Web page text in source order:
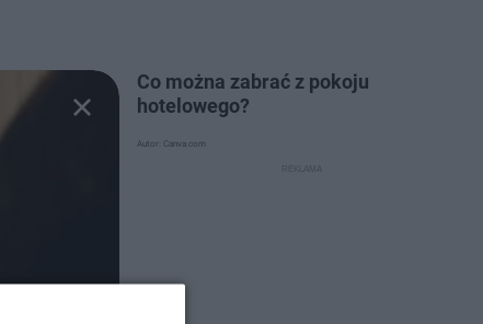
Co można zabrać z pokoju
hotelowego?
Autor: Canva.com